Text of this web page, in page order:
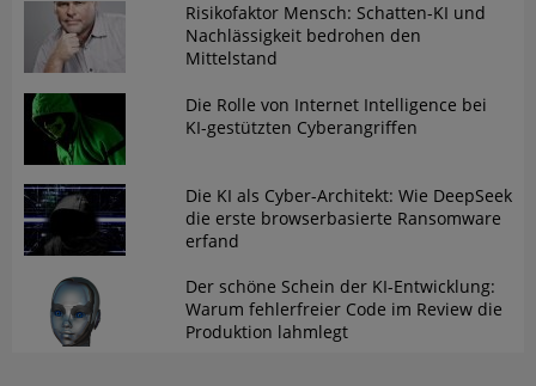
Risikofaktor Mensch: Schatten-KI und
Nachlässigkeit bedrohen den
Mittelstand
Die Rolle von Internet Intelligence bei
KI-gestützten Cyberangriffen
Die KI als Cyber-Architekt: Wie DeepSeek
die erste browserbasierte Ransomware
erfand
Der schöne Schein der KI-Entwicklung:
Warum fehlerfreier Code im Review die
Produktion lahmlegt